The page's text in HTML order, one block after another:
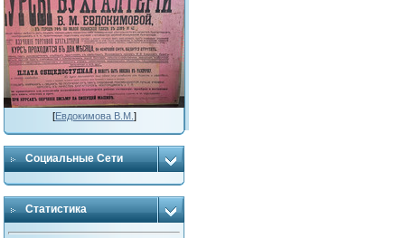
[Евдокимова В.М. ]
Социальные Сети
Статистика